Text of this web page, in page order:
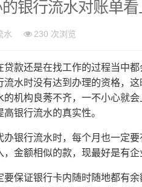
银行流水对账单
水 230 次浏览
还是在找工作的过程当中都
流水时没有达到办理的资格，
的机构良莠不齐，一不小心就
银行流水的真实性。
行流水时，每个月也一定要
金额相似的款，现最好是有企
证银行卡内随时随地都有余